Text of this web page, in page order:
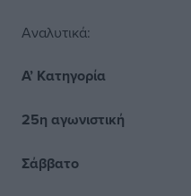
Αναλυτικά:
Α’ Κατηγορία
25η αγωνιστική
Σάββατο